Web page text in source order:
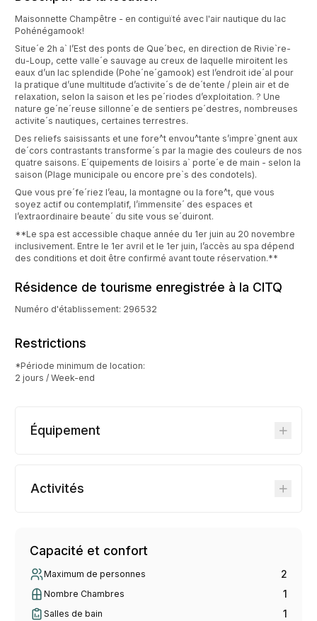
Maisonnette Champêtre - en contiguïté avec l'air nautique du lac
Pohénégamook!
Situe´e 2h a` l’Est des ponts de Que´bec, en direction de Rivie`re-
du-Loup, cette valle´e sauvage au creux de laquelle miroitent les
eaux d’un lac splendide (Pohe´ne´gamook) est l’endroit ide´al pour
la pratique d’une multitude d’activite´s de de´tente / plein air et de
relaxation, selon la saison et les pe´riodes d’exploitation. ? Une
nature ge´ne´reuse sillonne´e de sentiers pe´destres, nombreuses
activite´s nautiques, certaines terrestres.
Des reliefs saisissants et une fore^t envou^tante s’impre`gnent aux
de´cors contrastants transforme´s par la magie des couleurs de nos
quatre saisons. E´quipements de loisirs a` porte´e de main - selon la
saison (Plage municipale ou encore pre`s des condotels).
Que vous pre´fe´riez l’eau, la montagne ou la fore^t, que vous
soyez actif ou contemplatif, l’immensite´ des espaces et
l’extraordinaire beaute´ du site vous se´duiront.
**Le spa est accessible chaque année du 1er juin au 20 novembre
inclusivement. Entre le 1er avril et le 1er juin, l’accès au spa dépend
des conditions et doit être confirmé avant toute réservation.**
Résidence de tourisme enregistrée à la CITQ
Numéro d'établissement: 296532
Restrictions
*Période minimum de location:
2 jours / Week-end
Équipement
Activités
Capacité et confort
Maximum de personnes 2
Nombre Chambres 1
Salles de bain 1